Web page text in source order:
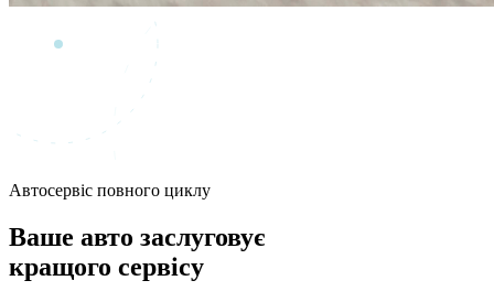
Автосервіс повного циклу
Ваше авто заслуговує
кращого сервісу